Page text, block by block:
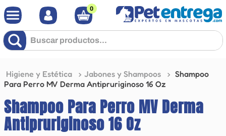
0
Buscar productos...
Higiene y Estética Jabones y Shampoos
Shampoo
Para Perro MV Derma Antipruriginoso 16 Oz
Shampoo Para Perro MV Derma
Antipruriginoso 16 Oz